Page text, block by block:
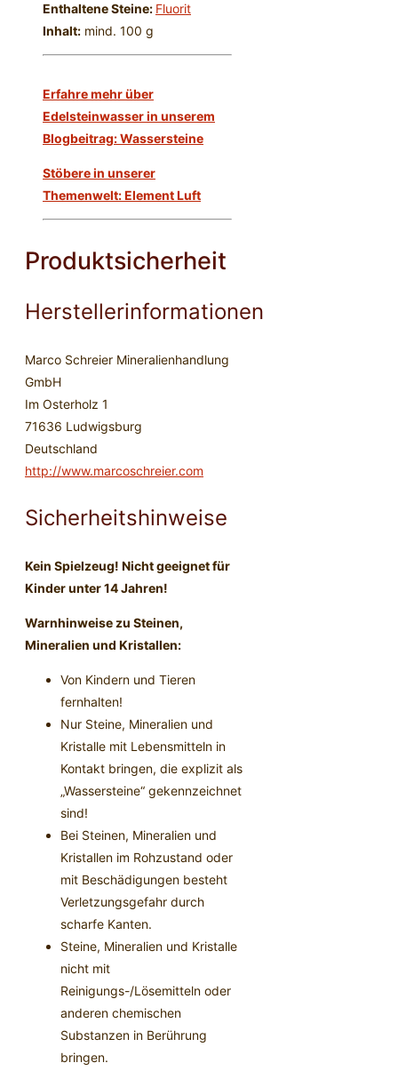
Enthaltene Steine: Fluorit
Inhalt: mind. 100 g
Erfahre mehr über
Edelsteinwasser in unserem
Blogbeitrag: Wassersteine
Stöbere in unserer
Themenwelt: Element Luft
Produktsicherheit
Herstellerinformationen
Marco Schreier Mineralienhandlung
GmbH
Im Osterholz 1
71636 Ludwigsburg
Deutschland
http://www.marcoschreier.com
Sicherheitshinweise
Kein Spielzeug! Nicht geeignet für
Kinder unter 14 Jahren!
Warnhinweise zu Steinen,
Mineralien und Kristallen:
Von Kindern und Tieren
fernhalten!
Nur Steine, Mineralien und
Kristalle mit Lebensmitteln in
Kontakt bringen, die explizit als
„Wassersteine“ gekennzeichnet
sind!
Bei Steinen, Mineralien und
Kristallen im Rohzustand oder
mit Beschädigungen besteht
Verletzungsgefahr durch
scharfe Kanten.
Steine, Mineralien und Kristalle
nicht mit
Reinigungs-/Lösemitteln oder
anderen chemischen
Substanzen in Berührung
bringen.